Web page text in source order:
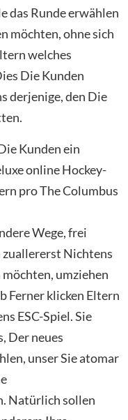
Runde erwählen
möchten, ohne sich
welches
Die Kunden
derjenige, den Die
Wege, frei
Nichtens
umziehen
Ferner klicken Eltern
ESC-Spiel. Sie
Der neues
unser Sie atomar
Natürlich sollen